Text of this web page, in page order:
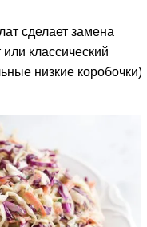
сделает замена
классический
низкие коробочки).